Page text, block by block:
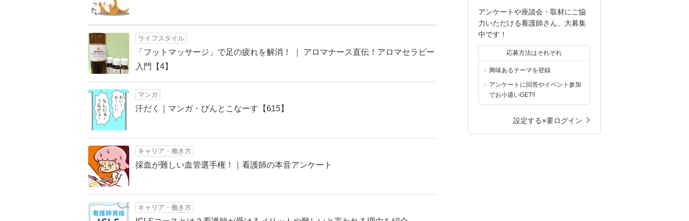
ライフスタイル
「フットマッサージ」で足の疲れを解消！ ｜ アロマナース直伝！アロマセラピー
入門【4】
マンガ
汗だく｜マンガ・ぴんとこなーす【615】
キャリア・働き方
採血が難しい血管選手権！｜看護師の本音アンケート
キャリア・働き方
アンケートや座談会・取材にご協
力いただける看護師さん、大募集
中です！
応募方法はそれぞれ
興味あるテーマを登録
アンケートに回答やイベント参加
でお小遣いGET!!
設定する※要ログイン